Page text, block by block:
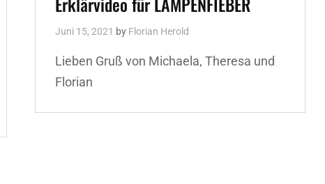
Juni 15, 2021 by Florian Herold
Lieben Gruß von Michaela, Theresa und
Florian